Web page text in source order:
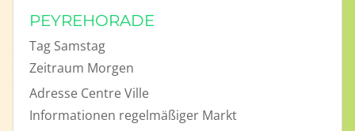
PEYREHORADE
Tag Samstag
Zeitraum Morgen
Adresse Centre Ville
Informationen regelmäßiger Markt